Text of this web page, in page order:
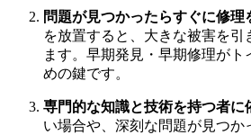
問題が見つかったらすぐに修理
を放置すると、大きな被害を引
ます。早期発見・早期修理がト
めの鍵です。
専門的な知識と技術を持つ者に
い場合や、深刻な問題が見つか